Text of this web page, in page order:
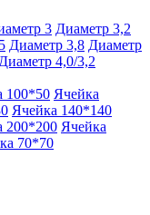
3 Диаметр 3,2
Диаметр 3,8 Диаметр
Диаметр 4,0/3,2
100*50 Ячейка
Ячейка 140*140
200*200 Ячейка
70*70